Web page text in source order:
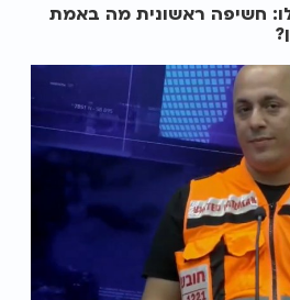
חשיפה ראשונית מה באמת